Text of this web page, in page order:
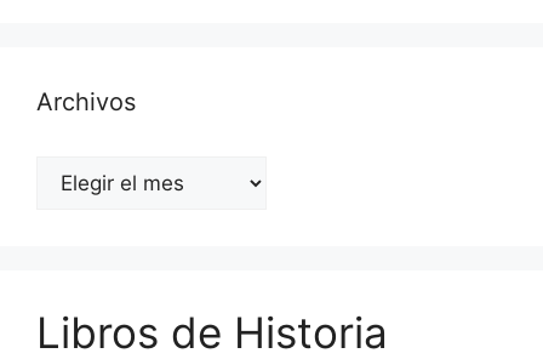
Archivos
Archivos
Libros de Historia